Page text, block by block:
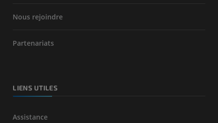
Nous rejoindre
Partenariats
LIENS UTILES
Assistance